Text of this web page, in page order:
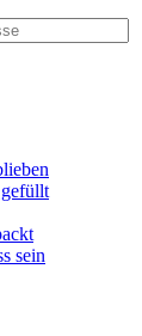
sein